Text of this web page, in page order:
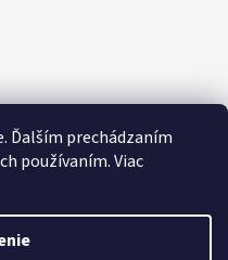
Ďalším prechádzaním
používaním. Viac